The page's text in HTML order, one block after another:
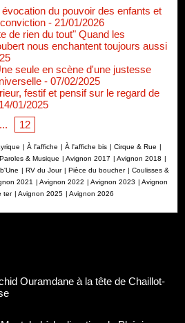
du pouvoir des enfants et
- 21/01/2026
de rien du tout" Quand les
nous enchantent toujours aussi
seule en scène d'une justesse
- 07/02/2025
festif et pensif sur le regard de
01/2025
... 12
| À l'affiche | À l'affiche bis | Cirque & Rue |
Paroles & Musique | Avignon 2017 | Avignon 2018 |
| RV du Jour | Pièce du boucher | Coulisses &
2021 | Avignon 2022 | Avignon 2023 | Avignon
ter | Avignon 2025 | Avignon 2026
Ouramdane à la tête de Chaillot-
à la direction du Phénix,
Métropole